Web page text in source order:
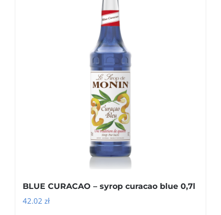
BLUE CURACAO – syrop curacao blue 0,7l
42.02 zł